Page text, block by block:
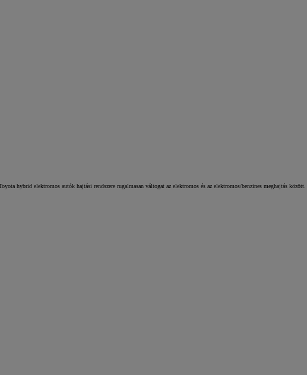
hybrid elektromos autók hajtási rendszere rugalmasan váltogat az elektromos és az elektromos/benzines meghajtás között.